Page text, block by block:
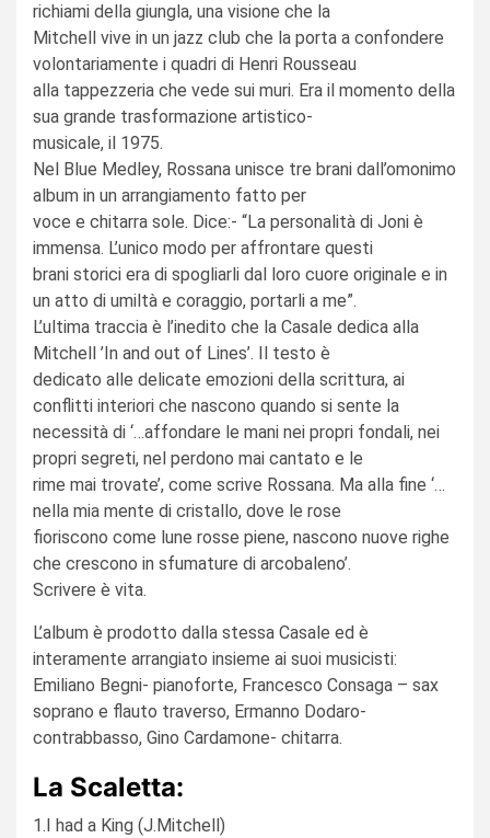
richiami della giungla, una visione che la
Mitchell vive in un jazz club che la porta a confondere
volontariamente i quadri di Henri Rousseau
alla tappezzeria che vede sui muri. Era il momento della
sua grande trasformazione artistico-
musicale, il 1975.
Nel Blue Medley, Rossana unisce tre brani dall’omonimo
album in un arrangiamento fatto per
voce e chitarra sole. Dice:- “La personalità di Joni è
immensa. L’unico modo per affrontare questi
brani storici era di spogliarli dal loro cuore originale e in
un atto di umiltà e coraggio, portarli a me”.
L’ultima traccia è l’inedito che la Casale dedica alla
Mitchell ’In and out of Lines’. Il testo è
dedicato alle delicate emozioni della scrittura, ai
conflitti interiori che nascono quando si sente la
necessità di ‘…affondare le mani nei propri fondali, nei
propri segreti, nel perdono mai cantato e le
rime mai trovate’, come scrive Rossana. Ma alla fine ‘…
nella mia mente di cristallo, dove le rose
fioriscono come lune rosse piene, nascono nuove righe
che crescono in sfumature di arcobaleno’.
Scrivere è vita.
L’album è prodotto dalla stessa Casale ed è
interamente arrangiato insieme ai suoi musicisti:
Emiliano Begni- pianoforte, Francesco Consaga – sax
soprano e flauto traverso, Ermanno Dodaro-
contrabbasso, Gino Cardamone- chitarra.
La Scaletta:
1.I had a King (J.Mitchell)